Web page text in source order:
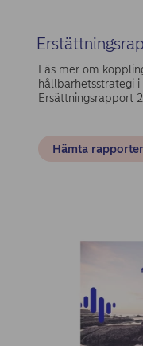
Läs mer om
hållbarhetsstrategi
Ersättningsrapport
Hämta